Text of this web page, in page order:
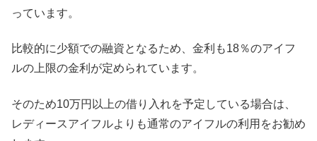
っています。
比較的に少額での融資となるため、金利も18％のアイフ
ルの上限の金利が定められています。
そのため10万円以上の借り入れを予定している場合は、
レディースアイフルよりも通常のアイフルの利用をお勧め